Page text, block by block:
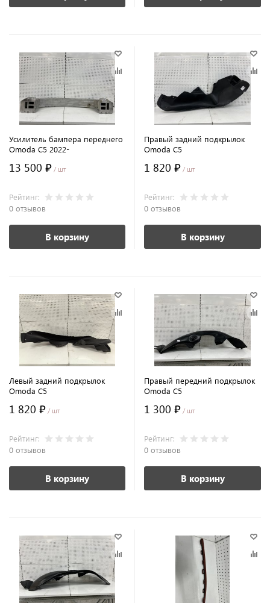
Усилитель бампера переднего
Omoda C5 2022-
13 500 ₽ / шт
Рейтинг:
0 отзывов
В корзину
Правый задний подкрылок
Omoda С5
1 820 ₽ / шт
Рейтинг:
0 отзывов
В корзину
Левый задний подкрылок
Omoda С5
1 820 ₽ / шт
Рейтинг:
0 отзывов
В корзину
Правый передний подкрылок
Omoda C5
1 300 ₽ / шт
Рейтинг:
0 отзывов
В корзину